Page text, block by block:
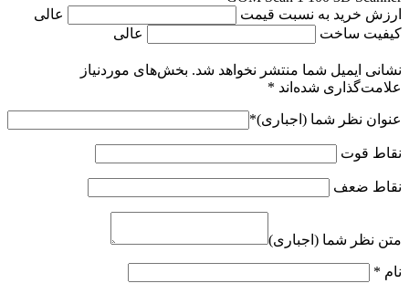
ارزش خرید به نسبت قیمت
عالی
کیفیت ساخت
عالی
نشانی ایمیل شما منتشر نخواهد شد. بخش‌های موردنیاز
علامت‌گذاری شده‌اند *
عنوان نظر شما (اجباری)*
نقاط قوت
نقاط ضعف
متن نظر شما (اجباری)
نام *